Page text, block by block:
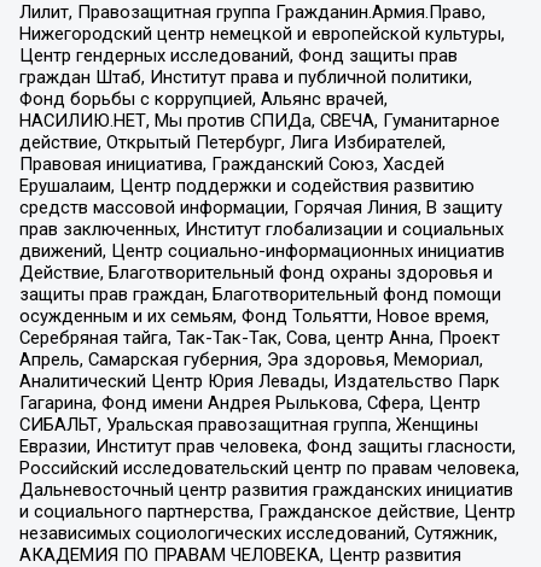
Лилит, Правозащитная группа Гражданин.Армия.Право,
Нижегородский центр немецкой и европейской культуры,
Центр гендерных исследований, Фонд защиты прав
граждан Штаб, Институт права и публичной политики,
Фонд борьбы с коррупцией, Альянс врачей,
НАСИЛИЮ.НЕТ, Мы против СПИДа, СВЕЧА, Гуманитарное
действие, Открытый Петербург, Лига Избирателей,
Правовая инициатива, Гражданский Союз, Хасдей
Ерушалаим, Центр поддержки и содействия развитию
средств массовой информации, Горячая Линия, В защиту
прав заключенных, Институт глобализации и социальных
движений, Центр социально-информационных инициатив
Действие, Благотворительный фонд охраны здоровья и
защиты прав граждан, Благотворительный фонд помощи
осужденным и их семьям, Фонд Тольятти, Новое время,
Серебряная тайга, Так-Так-Так, Сова, центр Анна, Проект
Апрель, Самарская губерния, Эра здоровья, Мемориал,
Аналитический Центр Юрия Левады, Издательство Парк
Гагарина, Фонд имени Андрея Рылькова, Сфера, Центр
СИБАЛЬТ, Уральская правозащитная группа, Женщины
Евразии, Институт прав человека, Фонд защиты гласности,
Российский исследовательский центр по правам человека,
Дальневосточный центр развития гражданских инициатив
и социального партнерства, Гражданское действие, Центр
независимых социологических исследований, Сутяжник,
АКАДЕМИЯ ПО ПРАВАМ ЧЕЛОВЕКА, Центр развития